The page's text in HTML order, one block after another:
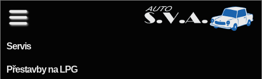
Servis
Přestavby na LPG